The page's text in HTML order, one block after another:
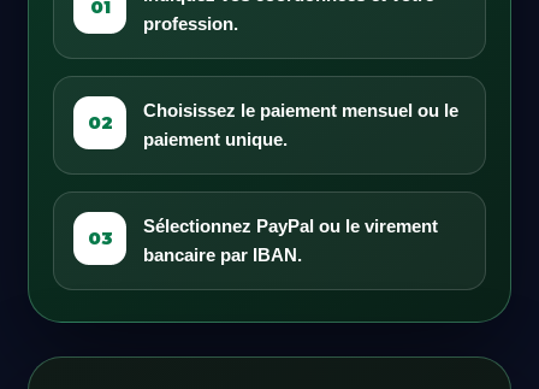
01
profession.
02
Choisissez le paiement mensuel ou le
paiement unique.
03
Sélectionnez PayPal ou le virement
bancaire par IBAN.